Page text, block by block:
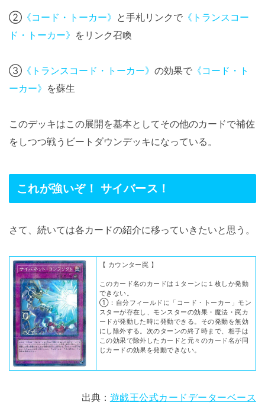
② 《コード・トーカー》 と手札リンクで 《トランスコー
ド・トーカー》 をリンク召喚
③ 《トランスコード・トーカー》 の効果で 《コード・ト
ーカー》 を蘇生
このデッキはこの展開を基本としてその他のカードで補佐
をしつつ戦うビートダウンデッキになっている。
これが強いぞ！ サイバース！
さて、続いては各カードの紹介に移っていきたいと思う。
【 カウンター罠 】
このカード名のカードは１ターンに１枚しか発動
できない。
①：自分フィールドに「コード・トーカー」モン
スターが存在し、モンスターの効果・魔法・罠カ
ードが発動した時に発動できる。その発動を無効
にし除外する。次のターンの終了時まで、相手は
この効果で除外したカードと元々のカード名が同
じカードの効果を発動できない。
出典： 遊戯王公式カードデーターベース